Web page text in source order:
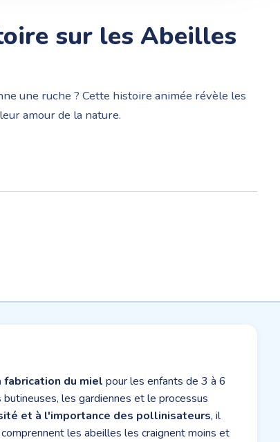
sur les Abeilles
une ruche ? Cette histoire animée révèle les
amour de la nature.
du miel pour les enfants de 3 à 6
les gardiennes et le processus
et à l'importance des pollinisateurs, il
les abeilles les craignent moins et